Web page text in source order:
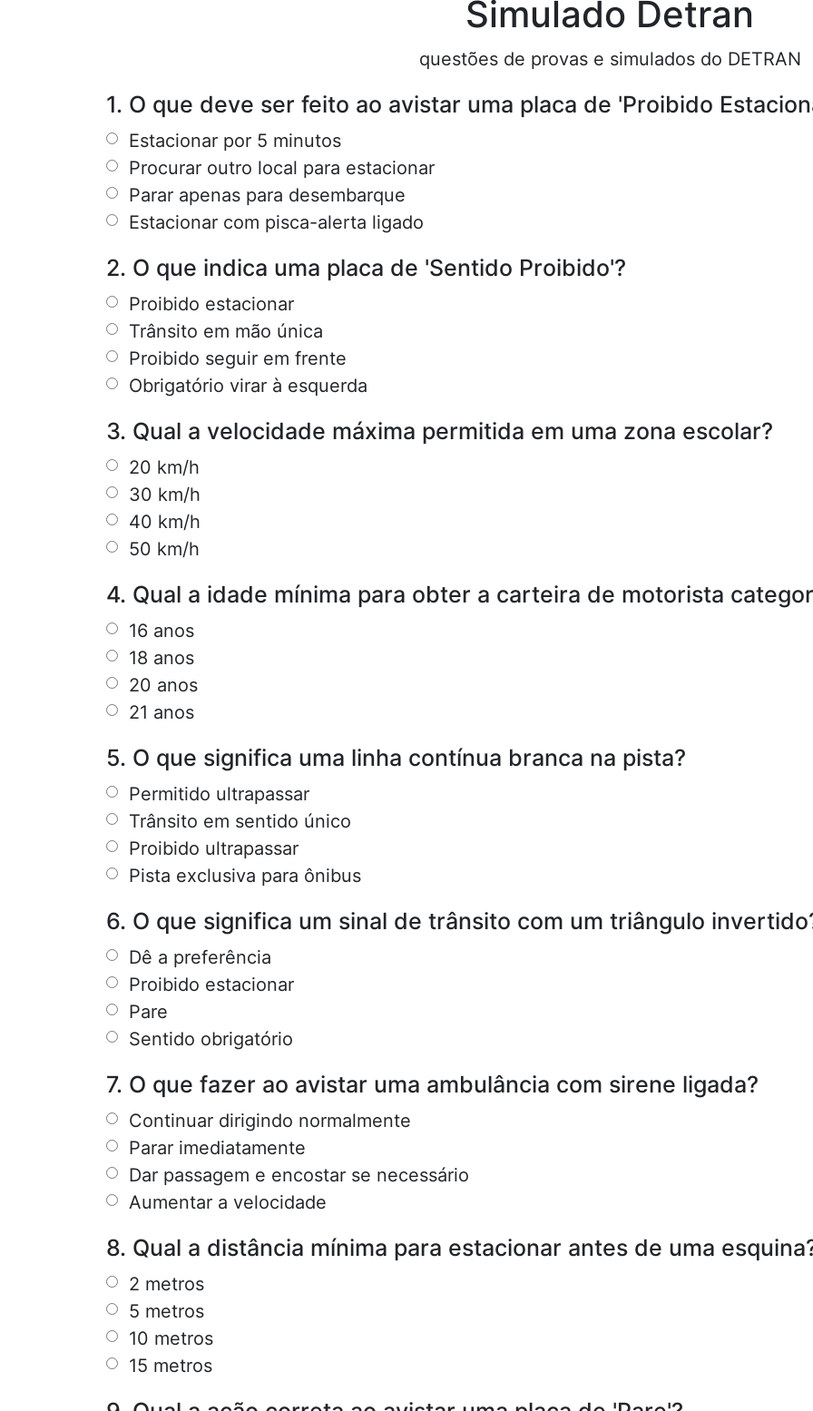
Simulado Detran
questões de provas e simulados do DETRAN
1. O que deve ser feito ao avistar uma placa de 'Proibido
Estacionar por 5 minutos
Procurar outro local para estacionar
Parar apenas para desembarque
Estacionar com pisca-alerta ligado
2. O que indica uma placa de 'Sentido Proibido'?
Proibido estacionar
Trânsito em mão única
Proibido seguir em frente
Obrigatório virar à esquerda
3. Qual a velocidade máxima permitida em uma zona escolar?
20 km/h
30 km/h
40 km/h
50 km/h
4. Qual a idade mínima para obter a carteira de motorista
16 anos
18 anos
20 anos
21 anos
5. O que significa uma linha contínua branca na pista?
Permitido ultrapassar
Trânsito em sentido único
Proibido ultrapassar
Pista exclusiva para ônibus
6. O que significa um sinal de trânsito com um triângulo
Dê a preferência
Proibido estacionar
Pare
Sentido obrigatório
7. O que fazer ao avistar uma ambulância com sirene ligada?
Continuar dirigindo normalmente
Parar imediatamente
Dar passagem e encostar se necessário
Aumentar a velocidade
8. Qual a distância mínima para estacionar antes de uma
2 metros
5 metros
10 metros
15 metros